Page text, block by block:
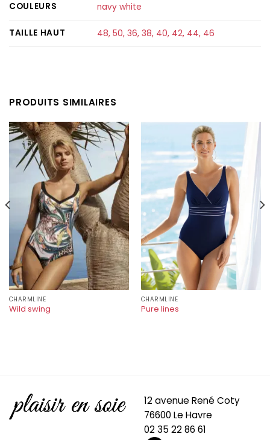
COULEURS navy white
TAILLE HAUT 48, 50, 36, 38, 40, 42, 44, 46
PRODUITS SIMILAIRES
CHARMLINE
Wild swing
CHARMLINE
Pure lines
12 avenue René Coty
76600 Le Havre
02 35 22 86 61